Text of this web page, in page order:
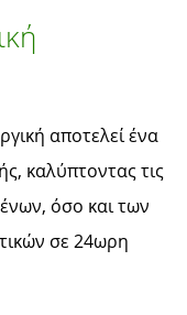
αποτελεί ένα
καλύπτοντας τις
όσο και των
σε 24ωρη